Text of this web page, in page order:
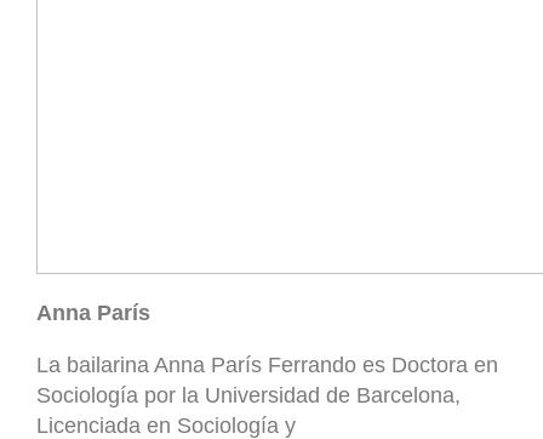
Anna París
La bailarina Anna París Ferrando es Doctora en
Sociología por la Universidad de Barcelona,
Licenciada en Sociología y